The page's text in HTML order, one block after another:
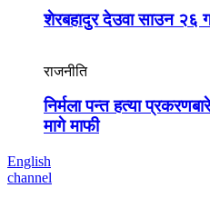
शेरबहादुर देउवा साउन २६
राजनीति
निर्मला पन्त हत्या
मागे माफी
English
channel